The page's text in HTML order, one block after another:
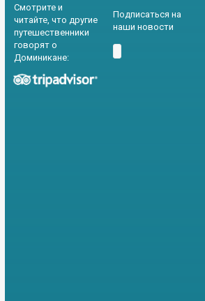
Смотрите и
читайте, что другие
путешественники
говорят о
Доминикане:
Подписаться на
наши новости